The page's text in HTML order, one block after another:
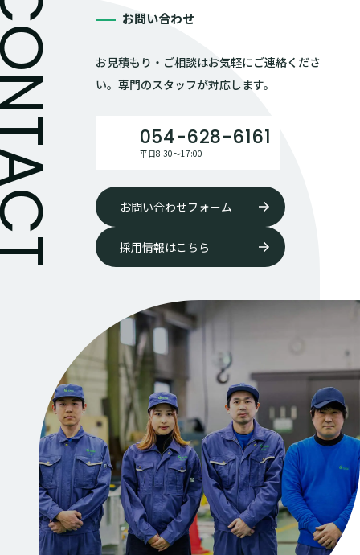
お問い合わせ
お見積もり・ご相談はお気軽にご連絡くださ
い。専門のスタッフが対応します。
054-628-6161
平日8:30〜17:00
お問い合わせフォーム
採用情報はこちら